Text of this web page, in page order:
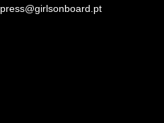
press@girlsonboard.pt